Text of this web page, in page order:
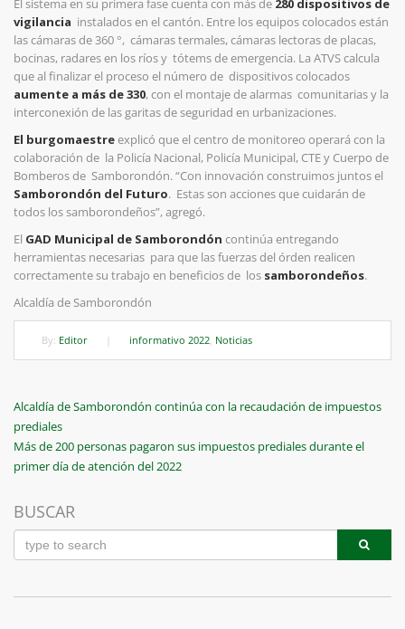
El sistema en su primera fase cuenta con más de 280 dispositivos de
vigilancia instalados en el cantón. Entre los equipos colocados están
las cámaras de 360 °, cámaras termales, cámaras lectoras de placas,
bocinas, radares en los ríos y tótems de emergencia. La ATVS calcula
que al finalizar el proceso el número de dispositivos colocados
aumente a más de 330, con el montaje de alarmas comunitarias y la
interconexión de las garitas de seguridad en urbanizaciones.
El burgomaestreexplicó que el centro de monitoreo operará con la
colaboración de la Policía Nacional, Policía Municipal, CTE y Cuerpo de
Bomberos de Samborondón. “Con innovación construimos juntos el
Samborondón del Futuro. Estas son acciones que cuidarán de
todos los samborondeños”, agregó.
El GAD Municipal de Samborondón continúa entregando
herramientas necesarias para que las fuerzas del órden realicen
correctamente su trabajo en beneficios de los samborondeños.
Alcaldía de Samborondón
By: Editor informativo 2022 Noticias
Navegación
de
entradas
Previous
Post
Alcaldía de Samborondón continúa con la recaudación de impuestos
prediales
Next
Post
Más de 200 personas pagaron sus impuestos prediales durante el
primer día de atención del 2022
BUSCAR